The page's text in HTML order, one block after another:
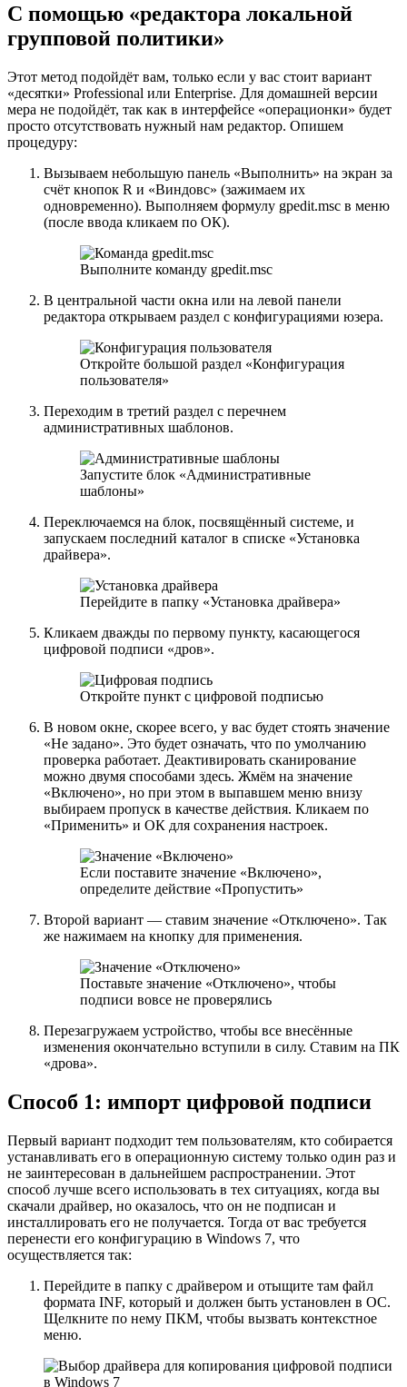
С помощью «редактора локальной
групповой политики»
Этот метод подойдёт вам, только если у вас стоит вариант
«десятки» Professional или Enterprise. Для домашней версии
мера не подойдёт, так как в интерфейсе «операционки» будет
просто отсутствовать нужный нам редактор. Опишем
процедуру:
Вызываем небольшую панель «Выполнить» на экран за
счёт кнопок R и «Виндовс» (зажимаем их
одновременно). Выполняем формулу gpedit.msc в меню
(после ввода кликаем по ОК).
Выполните команду gpedit.msc
В центральной части окна или на левой панели
редактора открываем раздел с конфигурациями юзера.
Откройте большой раздел «Конфигурация
пользователя»
Переходим в третий раздел с перечнем
административных шаблонов.
Запустите блок «Административные
шаблоны»
Переключаемся на блок, посвящённый системе, и
запускаем последний каталог в списке «Установка
драйвера».
Перейдите в папку «Установка драйвера»
Кликаем дважды по первому пункту, касающегося
цифровой подписи «дров».
Откройте пункт с цифровой подписью
В новом окне, скорее всего, у вас будет стоять значение
«Не задано». Это будет означать, что по умолчанию
проверка работает. Деактивировать сканирование
можно двумя способами здесь. Жмём на значение
«Включено», но при этом в выпавшем меню внизу
выбираем пропуск в качестве действия. Кликаем по
«Применить» и ОК для сохранения настроек.
Если поставите значение «Включено»,
определите действие «Пропустить»
Второй вариант — ставим значение «Отключено». Так
же нажимаем на кнопку для применения.
Поставьте значение «Отключено», чтобы
подписи вовсе не проверялись
Перезагружаем устройство, чтобы все внесённые
изменения окончательно вступили в силу. Ставим на ПК
«дрова».
Способ 1: импорт цифровой подписи
Первый вариант подходит тем пользователям, кто собирается
устанавливать его в операционную систему только один раз и
не заинтересован в дальнейшем распространении. Этот
способ лучше всего использовать в тех ситуациях, когда вы
скачали драйвер, но оказалось, что он не подписан и
инсталлировать его не получается. Тогда от вас требуется
перенести его конфигурацию в Windows 7, что
осуществляется так:
Перейдите в папку с драйвером и отыщите там файл
формата INF, который и должен быть установлен в ОС.
Щелкните по нему ПКМ, чтобы вызвать контекстное
меню.